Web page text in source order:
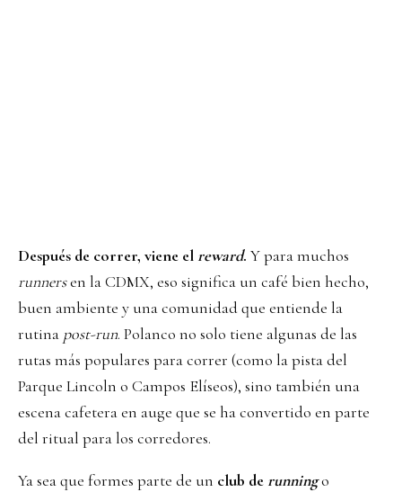
Después de correr, viene el reward. Y para muchos
runnersen la CDMX, eso significa un café bien hecho,
buen ambiente y una comunidad que entiende la
rutina post-run. Polanco no solo tiene algunas de las
rutas más populares para correr (como la pista del
Parque Lincoln o Campos Elíseos), sino también una
escena cafetera en auge que se ha convertido en parte
del ritual para los corredores.
Ya sea que formes parte de un club de runningo